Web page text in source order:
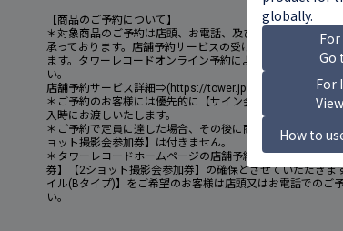
【商品のご予約について】
＊対象商品のご予約は店頭、お電話、及びタワーレコード
承っております。店舗予約サービスの受け取り店舗は、タワ
ます。タワーレコードオンライン予約によるご自宅への配
い。
店舗予約サービス詳細⇒(https://tower.jp/store/torioki)
＊ご予約のお客様には優先的に【サイン会参加券】【2シ
入時にお渡しいたします。
＊ご予約で定員に達した場合、その後に商品をご予約・ご
ョット撮影会参加券】は付きません。
＊タワーレコードホームページの店舗予約サービスでご予
券】【2ショット撮影会参加券】の確保とさせていただきま
イル(Bタイプ)】をご希望のお客様は店頭又はお電話でのご
い。